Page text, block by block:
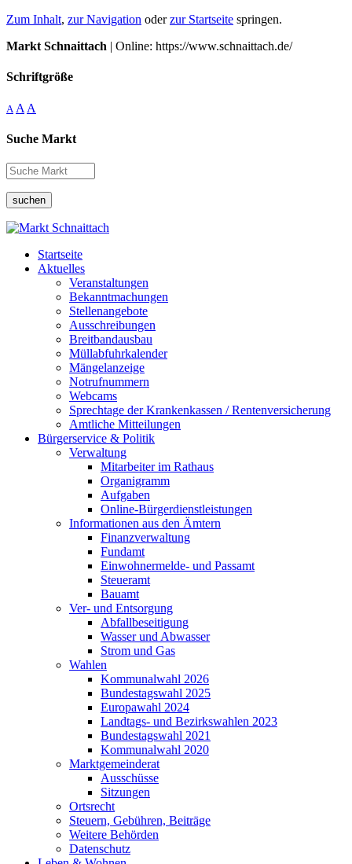
Zum Inhalt, zur Navigation oderzur Startseite springen.
Markt Schnaittach | Online: https://www.schnaittach.de/
Schriftgröße
A A A
Suche Markt
suchen
Startseite
Aktuelles
Veranstaltungen
Bekanntmachungen
Stellenangebote
Ausschreibungen
Breitbandausbau
Müllabfuhrkalender
Mängelanzeige
Notrufnummern
Webcams
Sprechtage der Krankenkassen / Rentenversicherung
Amtliche Mitteilungen
Bürgerservice & Politik
Verwaltung
Mitarbeiter im Rathaus
Organigramm
Aufgaben
Online-Bürgerdienstleistungen
Informationen aus den Ämtern
Finanzverwaltung
Fundamt
Einwohnermelde- und Passamt
Steueramt
Bauamt
Ver- und Entsorgung
Abfallbeseitigung
Wasser und Abwasser
Strom und Gas
Wahlen
Kommunalwahl 2026
Bundestagswahl 2025
Europawahl 2024
Landtags- und Bezirkswahlen 2023
Bundestagswahl 2021
Kommunalwahl 2020
Marktgemeinderat
Ausschüsse
Sitzungen
Ortsrecht
Steuern, Gebühren, Beiträge
Weitere Behörden
Datenschutz